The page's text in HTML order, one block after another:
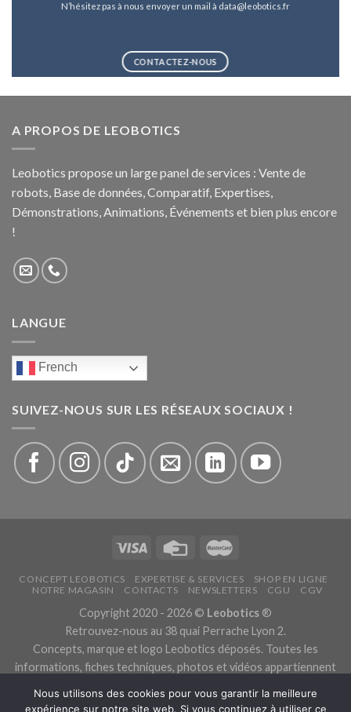
N’hésitez pas à nous envoyer un mail à data@leobotics.fr
CONTACTEZ-NOUS
A PROPOS DE LEOBOTICS
Leobotics propose un large panel de services : Vente de
robots, Base de données, Comparatif, Expertises,
Démonstrations, Animations, Événements et bien plus encore
!
LANGUE
French
SUIVEZ-NOUS SUR LES RÉSEAUX SOCIAUX !
CONCEPT LEOBOTICS EXPERTISE & SERVICES
SHOP EN LIGNE
NOTRE MAGASIN
CONTACTS NEWSLETTERS CGU CGV
Copyright 2020 - 2026 © Leobotics ®
Retrouvez-nous au 38 quai Perrache Lyon 2.
Concepts, marque et logo Leobotics déposés. Toutes les
informations, fiches techniques, photos et vidéos appartiennent
Les traductions sont automatiques, veuillez nous excuser pour
Nous utilisons des cookies pour vous garantir la meilleure
expérience sur notre site web. Si vous continuez à utiliser ce